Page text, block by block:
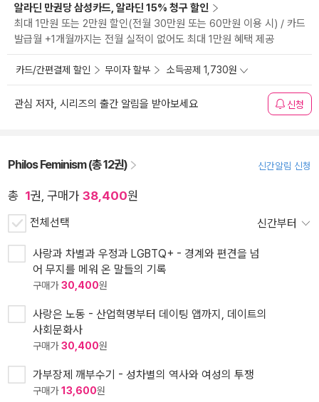
알라딘 만권당 삼성카드, 알라딘 15% 청구 할인
최대 1만원 또는 2만원 할인(전월 30만원 또는 60만원 이용 시) / 카드
발급월 +1개월까지는 전월 실적이 없어도 최대 1만원 혜택 제공
카드/간편결제 할인 무이자 할부 소득공제 1,730원
관심 저자, 시리즈의 출간 알림을 받아보세요 신청
Philos Feminism (총 12권) 신간알림 신청
총 1권, 구매가 38,400원
전체선택 신간부터
사랑과 차별과 우정과 LGBTQ+ - 경계와 편견을 넘
어 무지를 메워 온 말들의 기록
구매가30,400원
사랑은 노동 - 산업혁명부터 데이팅 앱까지, 데이트의
사회문화사
구매가30,400원
가부장제 깨부수기 - 성차별의 역사와 여성의 투쟁
구매가13,600원